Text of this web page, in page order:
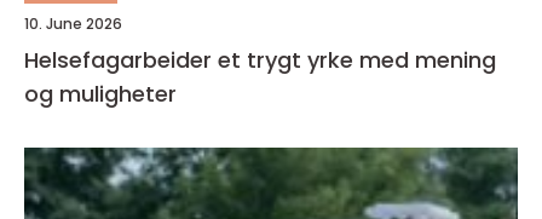
10. June 2026
Helsefagarbeider et trygt yrke med mening
og muligheter